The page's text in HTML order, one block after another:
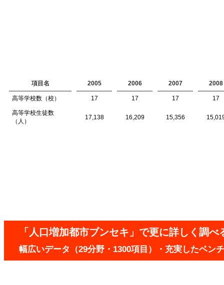
項目名 2005 2006 2007 2008
高等学校数（校） 17 17 17 17
高等学校生徒数
（人）
17,138 16,209 15,356
「人口増加都市ブンセキ」で更に詳しく調べ
幅広いデータ（29分野・1300項目）・充実したベン